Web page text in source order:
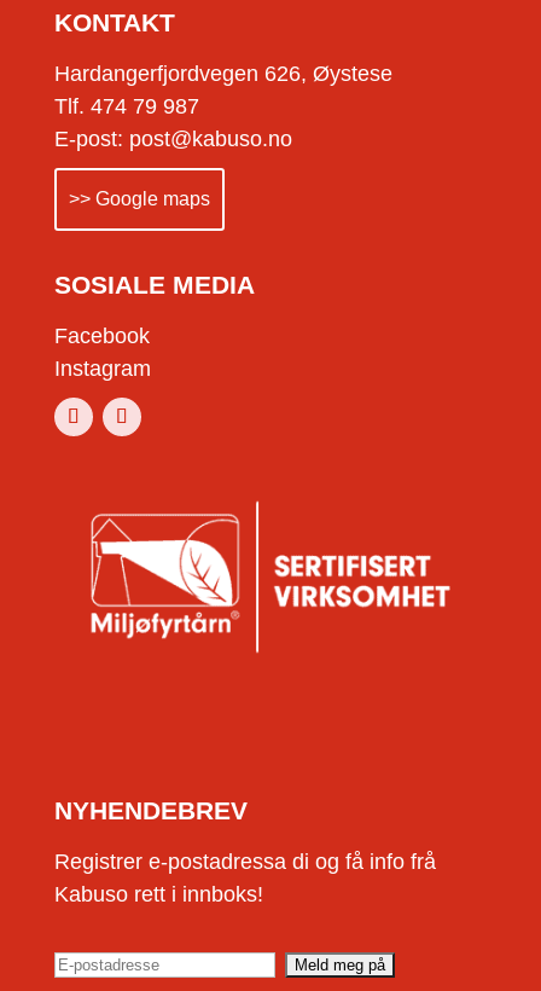
KONTAKT
Hardangerfjordvegen 626, Øystese
Tlf. 474 79 987
E-post: post@kabuso.no
>> Google maps
SOSIALE MEDIA
Facebook
Instagram
NYHENDEBREV
Registrer e-postadressa di og få info frå
Kabuso rett i innboks!